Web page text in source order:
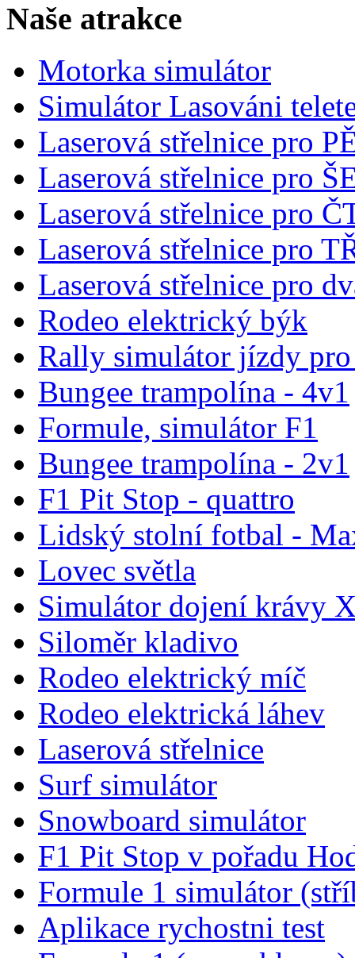
Naše atrakce
Motorka simulátor
Simulátor Lasováni
Laserová střelnice pro
Laserová střelnice pro
Laserová střelnice pro
Laserová střelnice pro
Laserová střelnice pro
Rodeo elektrický býk
Rally simulátor jízdy
Bungee trampolína - 4v1
Formule, simulátor F1
Bungee trampolína - 2v1
F1 Pit Stop - quattro
Lidský stolní fotbal -
Lovec světla
Simulátor dojení krávy
Siloměr kladivo
Rodeo elektrický míč
Rodeo elektrická láhev
Laserová střelnice
Surf simulátor
Snowboard simulátor
F1 Pit Stop v pořadu
Formule 1 simulátor
Aplikace rychostni test